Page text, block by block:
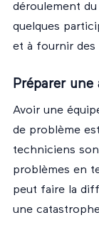
déroulement
quelques
et à fournir des
Préparer
Avoir une
de problème
techniciens
problèmes en
peut faire la
une